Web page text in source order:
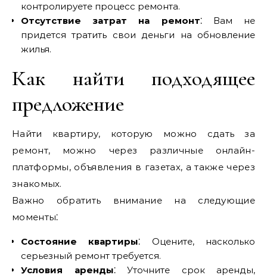
контролируете процесс ремонта.
Отсутствие затрат на ремонт⁚ Вам не
придется тратить свои деньги на обновление
жилья.
Как найти подходящее
предложение
Найти квартиру, которую можно сдать за
ремонт, можно через различные онлайн-
платформы, объявления в газетах, а также через
знакомых.
Важно обратить внимание на следующие
моменты⁚
Состояние квартиры⁚ Оцените, насколько
серьезный ремонт требуется.
Условия аренды⁚ Уточните срок аренды,